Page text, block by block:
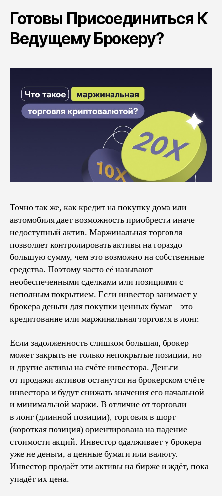
Готовы Присоединиться К
Ведущему Брокеру?
Точно так же, как кредит на покупку дома или
автомобиля дает возможность приобрести иначе
недоступный актив. Маржинальная торговля
позволяет контролировать активы на гораздо
большую сумму, чем это возможно на собственные
средства. Поэтому часто её называют
необеспеченными сделками или позициями с
неполным покрытием. Если инвестор занимает у
брокера деньги для покупки ценных бумаг – это
кредитование или маржинальная торговля в лонг.
Если задолженность слишком большая, брокер
может закрыть не только непокрытые позиции, но
и другие активы на счёте инвестора. Деньги
от продажи активов останутся на брокерском счёте
инвестора и будут снижать значения его начальной
и минимальной маржи. В отличие от торговли
в лонг (длинной позиции), торговля в шорт
(короткая позиция) ориентирована на падение
стоимости акций. Инвестор одалживает у брокера
уже не деньги, а ценные бумаги или валюту.
Инвестор продаёт эти активы на бирже и ждёт, пока
упадёт их цена.